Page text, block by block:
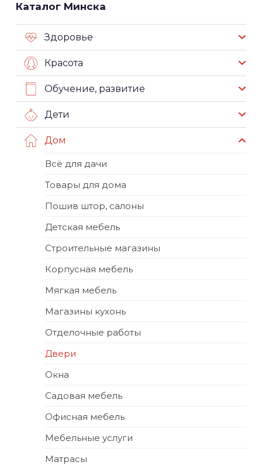
Каталог Минска
Здоровье
Красота
Обучение, развитие
Дети
Дом
Всё для дачи
Товары для дома
Пошив штор, салоны
Детская мебель
Строительные магазины
Корпусная мебель
Мягкая мебель
Магазины кухонь
Отделочные работы
Двери
Окна
Садовая мебель
Офисная мебель
Мебельные услуги
Матрасы